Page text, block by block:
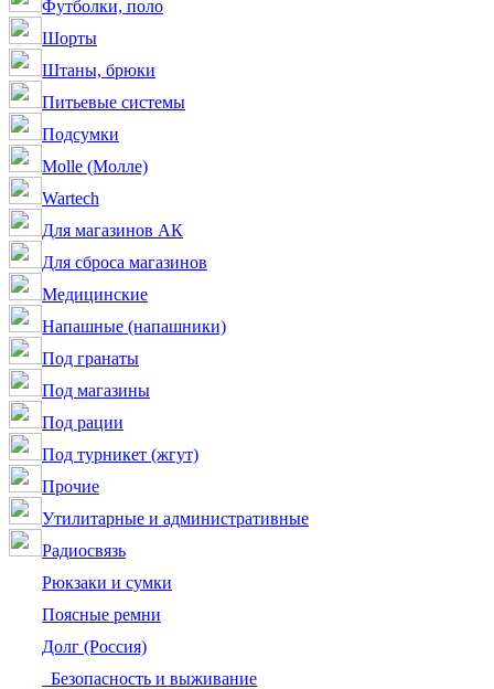
Футболки, поло
Шорты
Штаны, брюки
Питьевые системы
Подсумки
Molle (Молле)
Wartech
Для магазинов АК
Для сброса магазинов
Медицинские
Напашные (напашники)
Под гранаты
Под магазины
Под рации
Под турникет (жгут)
Прочие
Утилитарные и административные
Радиосвязь
Рюкзаки и сумки
Поясные ремни
Долг (Россия)
Безопасность и выживание